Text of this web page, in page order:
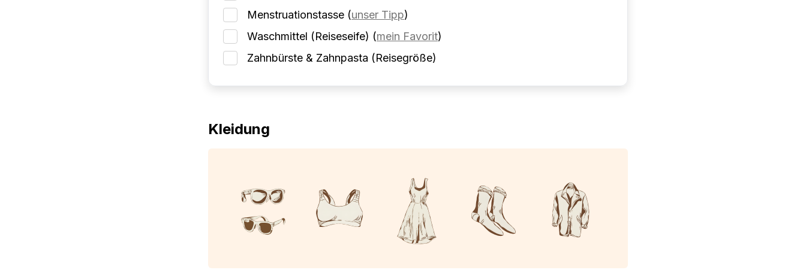
Menstruationstasse (unser Tipp)
Waschmittel (Reiseseife) (mein Favorit)
Zahnbürste & Zahnpasta (Reisegröße)
Kleidung